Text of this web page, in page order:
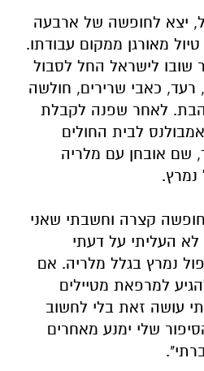
יצא לחופשה של ארבעה
מאורגן ממקום עבודתו.
שובו לישראל החל לסבול
רעד, כאבי שרירים, חולשה
לאחר שפנה לקבלת
לבית החולים
שם אובחן עם מלריה
נמרץ.
קצרה וחשבתי שאני
לא העליתי על דעתי
נמרץ בגלל מלריה. אם
למרפאת מטיילים
עושה זאת בלי לחשוב
שלי ימנע מאחרים